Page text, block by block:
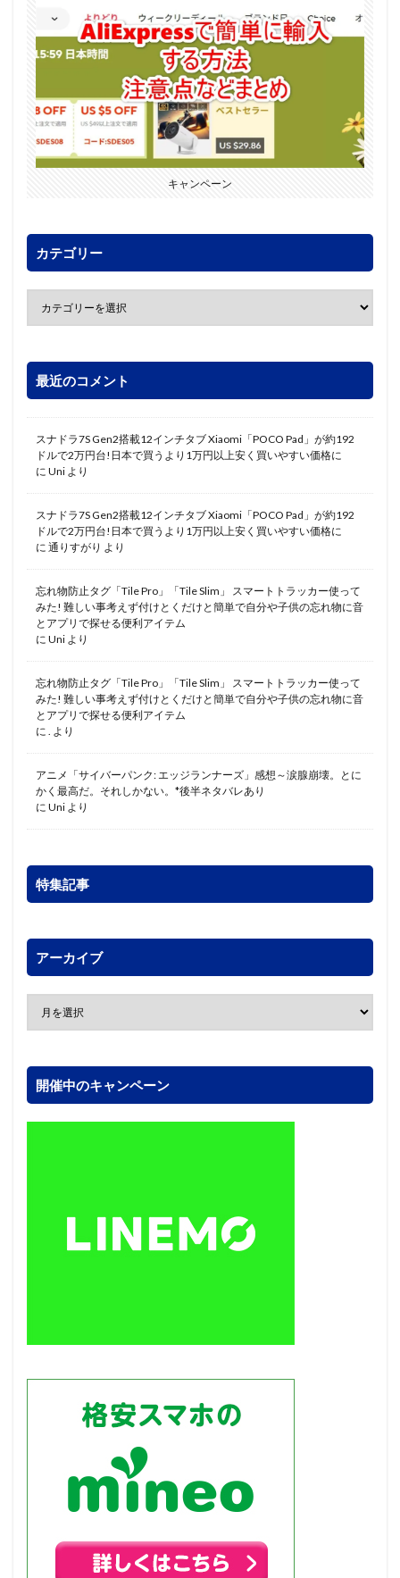
キャンペーン
カテゴリー
最近のコメント
スナドラ7S Gen2搭載12インチタブ Xiaomi「POCO Pad」が約192
ドルで2万円台!日本で買うより1万円以上安く買いやすい価格に
に Uni より
スナドラ7S Gen2搭載12インチタブ Xiaomi「POCO Pad」が約192
ドルで2万円台!日本で買うより1万円以上安く買いやすい価格に
に 通りすがり より
忘れ物防止タグ「Tile Pro」「Tile Slim」 スマートトラッカー使って
みた! 難しい事考えず付けとくだけと簡単で自分や子供の忘れ物に音
とアプリで探せる便利アイテム
に Uni より
忘れ物防止タグ「Tile Pro」「Tile Slim」 スマートトラッカー使って
みた! 難しい事考えず付けとくだけと簡単で自分や子供の忘れ物に音
とアプリで探せる便利アイテム
に
より
アニメ「サイバーパンク: エッジランナーズ」感想～涙腺崩壊。とに
かく最高だ。それしかない。*後半ネタバレあり
に Uni より
特集記事
アーカイブ
開催中のキャンペーン